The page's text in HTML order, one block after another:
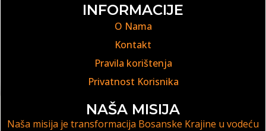
INFORMACIJE
O Nama
Kontakt
Pravila korištenja
Privatnost Korisnika
NAŠA MISIJA
Naša misija je transformacija Bosanske Krajine u vodeću